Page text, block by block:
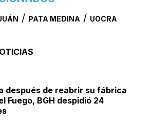
/ PATA MEDINA / UOCRA
después de reabrir su fábrica
Fuego, BGH despidió 24